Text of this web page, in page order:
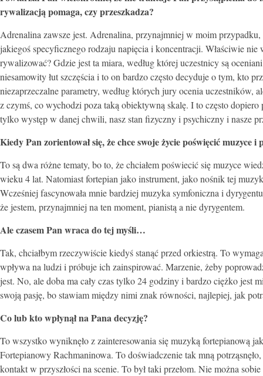
rywalizacją pomaga, czy przeszkadza?
Adrenalina zawsze jest. Adrenalina, przynajmniej w moim
jakiegoś specyficznego rodzaju napięcia i koncentracji. Właściwie
rywalizować? Gdzie jest ta miara, według której uczestnicy są
niesamowity łut szczęścia i to on bardzo często decyduje o tym, kto
niezaprzeczalne parametry, według których jury ocenia
z czymś, co wychodzi poza taką obiektywną skalę. I to często
tylko występ w danej chwili, nasz stan fizyczny i psychiczny i nasze
Kiedy Pan zorientował się, że chce swoje życie poświęcić muzyce i
To są dwa różne tematy, bo to, że chciałem poświecić się muzyce
wieku 4 lat. Natomiast fortepian jako instrument, jako nośnik tej
Wcześniej fascynowała mnie bardziej muzyka symfoniczna i
że jestem, przynajmniej na ten moment, pianistą a nie dyrygentem.
Ale czasem Pan wraca do tej myśli…
Tak, chciałbym rzeczywiście kiedyś stanąć przed orkiestrą. To
wpływa na ludzi i próbuje ich zainspirować. Marzenie, żeby
jest. No, ale doba ma cały czas tylko 24 godziny i bardzo ciężko jest
swoją pasję, bo stawiam między nimi znak równości, najlepiej, jak
Co lub kto wpłynął na Pana decyzję?
To wszystko wyniknęło z zainteresowania się muzyką fortepianową
Fortepianowy Rachmaninowa. To doświadczenie tak mną
kontakt w przyszłości na scenie. To był taki przełom. Nie można